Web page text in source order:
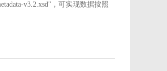
v3.2.xsd"，可实现数据按照